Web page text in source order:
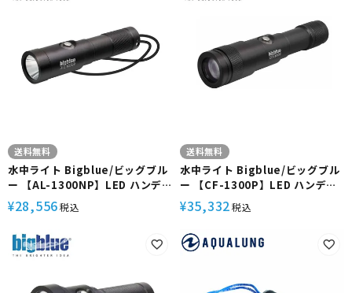
送料無料
水中ライト Bigblue/ビッグブル
ー 【AL-1300NP】LED ハンデ
ィライト スポットビーム ピンポ
イント 4段階調光 SOS点滅 プッ
シュ式スイッチ 防水 耐圧 耐腐食
アルミ 写真 静止画 マクロ 撮影
機材 コンパクト 軽量 小型 ダイビ
¥28,556税込
送料無料
水中ライト Bigblue/ビッグブル
ー 【CF-1300P】LED ハンディ
ライト スポット ワイド 兼用 角度
切替 ピンポイント 4段階調光
SOS点滅 プッシュ式スイッチ 防
水 耐圧 耐腐食 アルミ バディサイ
マリンスポーツ
¥35,332税込